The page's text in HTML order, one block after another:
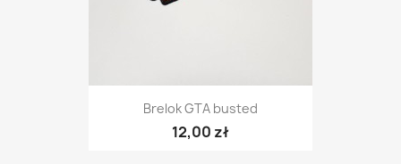
Brelok GTA busted
12,00 zł